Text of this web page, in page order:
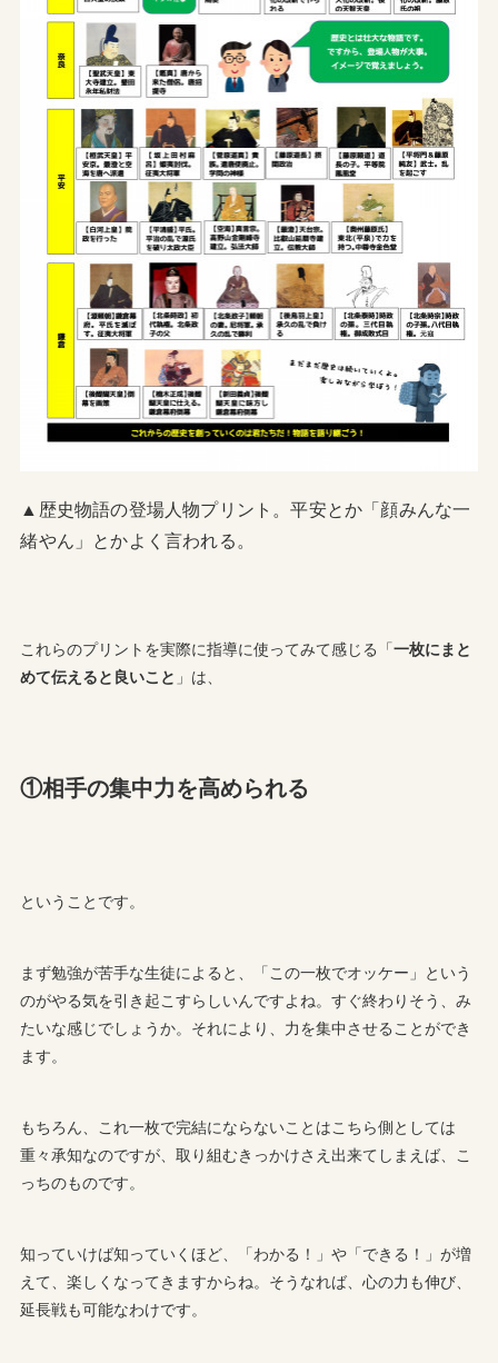
▲歴史物語の登場人物プリント。平安とか「顔みんな一
緒やん」とかよく言われる。
これらのプリントを実際に指導に使ってみて感じる「一枚にまと
めて伝えると良いこと 」は、
①相手の集中力を高められる
ということです。
まず勉強が苦手な生徒によると、「この一枚でオッケー」という
のがやる気を引き起こすらしいんですよね。すぐ終わりそう、み
たいな感じでしょうか。それにより、力を集中させることができ
ます。
もちろん、これ一枚で完結にならないことはこちら側としては
重々承知なのですが、取り組むきっかけさえ出来てしまえば、こ
っちのものです。
知っていけば知っていくほど、「わかる！」や「できる！」が増
えて、楽しくなってきますからね。そうなれば、心の力も伸び、
延長戦も可能なわけです。